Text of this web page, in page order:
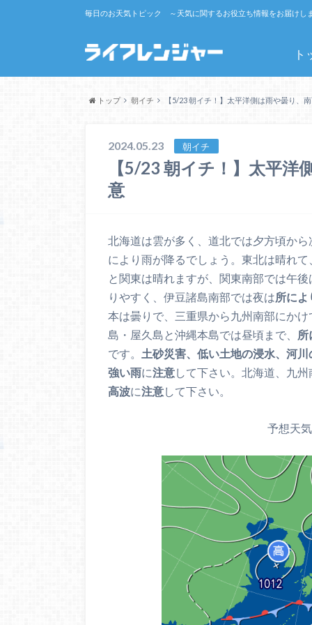
毎日のお天気トピック ～天気に関するお役立ち情報をお届けし
ト
トップ 朝イチ 【5/23 朝イチ！】太平洋側は雨や曇り、
2024.05.23 朝イチ
【5/23 朝イチ！】太平洋
意
北海道は雲が多く、道北では夕方頃か
により雨が降るでしょう。東北は晴れて
と関東は晴れますが、関東南部では午
りやすく、伊豆諸島南部では夜は所に
本は曇りで、三重県から九州南部にか
島・屋久島と沖縄本島では昼頃まで、
です。 土砂災害、低い土地の浸水、河
強い雨に注意して下さい。北海道、九
高波に注意して下さい。
予想天